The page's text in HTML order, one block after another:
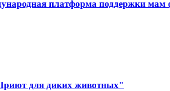
платформа поддержки мам
для диких животных"